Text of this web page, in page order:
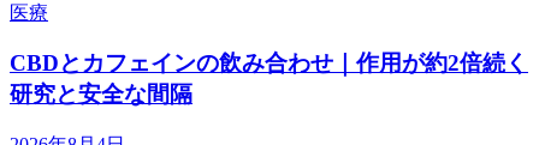
医療
CBDとカフェインの飲み合わせ｜作用が約2倍続く
研究と安全な間隔